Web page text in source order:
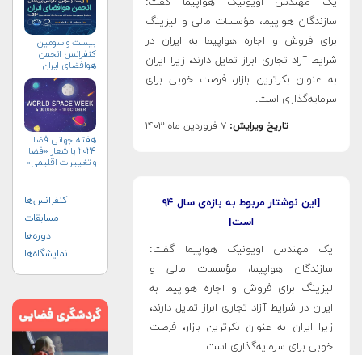
سازندگان هواپیما، مؤسسات مالی و لیزینگ
برای فروش و اجاره هواپیما به ایران در
شرایط آزاد تجاری‌ ابراز تمایل دارند، زیرا ایران
به عنوان بکرترین بازار، فرصت خوبی برای
سرمایه‌گذاری است.
تاریخ ویرایش: ۷ فروردین ماه ۱۴۰۳
[این نوشتار مربوط به بازه‌ی سال ۹۴
است]
یک مهندس اویونیک هواپیما گفت:
سازندگان هواپیما، مؤسسات مالی و
لیزینگ برای فروش و اجاره هواپیما به
ایران در شرایط آزاد تجاری‌ ابراز تمایل دارند،
زیرا ایران به عنوان بکرترین بازار، فرصت
خوبی برای سرمایه‌گذاری است.
بیست و سومین
کنفرانس انجمن
هوافضای ايران
هفته جهانی فضا
۲۰۲۴ با شعار «فضا
و تغییرات اقلیمی»
کنفرانس‌ها
مسابقات
دوره‌ها
نمایشگاه‌ها